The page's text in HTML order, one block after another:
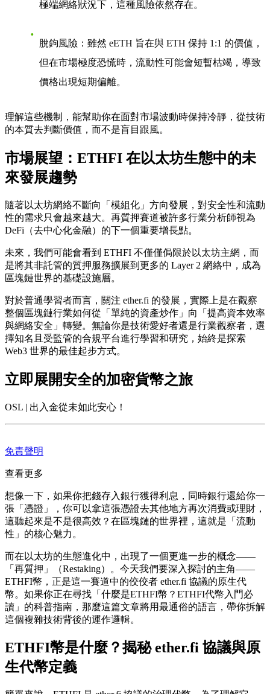
極端網絡狀況下，這種風險依然存在。
脫鉤風險 ：雖然 eETH 旨在與 ETH 保持 1:1 的價值，
但在市場極度恐慌時，流動性可能會短暫枯竭，導致
價格出現短期偏離。
理解這些機制，能幫助你在面對市場波動時保持冷靜，從技術
的本質去判斷價值，而不是盲目跟風。
市場展望：ETHFI 在以太坊生態中的未
來發展趨勢
隨著以太坊網絡不斷向「模組化」方向發展，對安全性和流動
性的需求只會越來越大。再質押賽道被許多行業分析師視為
DeFi（去中心化金融）的下一個重要增長點。
未來，我們可能會看到 ETHFI 不僅僅侷限於以太坊主網，而
是將其非託管的質押服務擴展到更多的 Layer 2 網絡中，成為
區塊鏈世界的基礎設施層。
對於普通學習者而言，關注 ether.fi 的發展，實際上是在觀察
整個區塊鏈行業如何從「單純的資產炒作」向「提高資本效率
與網絡安全」轉變。無論你是技術愛好者還是行業觀察者，選
擇知名且受監管的合規平台進行學習和研究，始終是探索
Web3 世界的最佳起步方式。
立即展開安全的加密貨幣之旅
OSL | 出入金從未如此安心！
免責聲明
查看更多
想像一下，如果你把錢存入銀行獲得利息，同時銀行還給你一
張「憑證」，你可以拿這張憑證去其他地方再次消費或理財，
這聽起來是不是很高效？在區塊鏈的世界裡，這就是「流動
性」的核心魅力。
而在以太坊的生態進化中，出現了一個更進一步的概念——
「再質押」（Restaking）。今天我們要深入探討的主角——
ETHFI幣，正是這一賽道中的佼佼者 ether.fi 協議的原生代
幣。如果你正在尋找「什麼是ETHFI幣？ETHFI代幣入門必
讀」的科普指南，那麼這篇文章將用最通俗的語言，帶你拆解
這個複雜技術背後的運作邏輯。
ETHFI幣是什麼？揭秘 ether.fi 協議與原
生代幣定義